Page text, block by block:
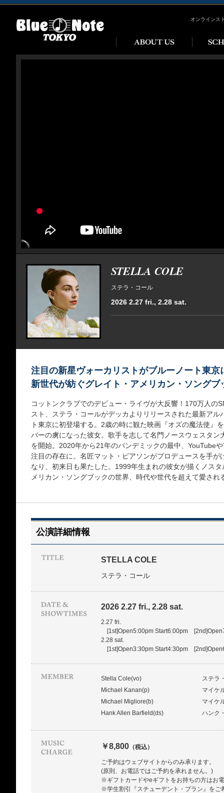
オンラインス
STELLA COLE
ステラ・コール
2026 2.27 fri., 2.28 sat.
注目の新星ヴォーカリストがブルーノート東京
新世代が紡ぐグレイト・アメリカン・ソングブ
コットンクラブでのデビュー・ライヴが大反響！170万人の
スト、ステラ・コールがデッカよりリリースされた最新アル
ト東京に初登場する。2歳の時に観た映画『オズの魔法使』
バーの虜になった彼女。歌手を志して名門ノースウェスタ
を開始。2020年から21年のパンデミックの最中、YouTube
注目の存在に。名匠マット・ピアソンがプロデュースを手
なり、初来日も果たした。1999年生まれの彼女が描くノス
メリカン・ソングブックの世界、時代や世代を超えて愛され
公演詳細情報
STELLA COLE
ステラ・コール
2026 2.27 fri., 2.28 sat.
2.27 fri.
[1st]Open5:00pm Start6:00pm
2.28 sat.
[1st]Open3:30pm Start4:30pm
Stella Cole(vo)
ステラ
Michael Kanan(p)
マイケ
Michael Migliore(b)
マイケ
Hank Allen Barfield(ds)
ハンク
￥8,800 （税込）
ご予約はウェブサイトからのみ承ります。
(原則、お電話ではご予約を承れません。)
※ギフトカードやeギフトをお持ちの方はお
※学生割引『スチューデント・プラン』をご